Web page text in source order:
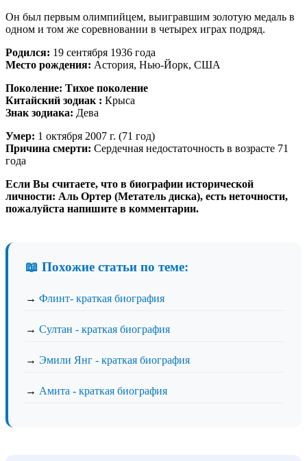
Он был первым олимпийцем, выигравшим золотую медаль в
одном и том же соревновании в четырех играх подряд.
Родился: 19 сентября 1936 года
Место рождения: Астория, Нью-Йорк, США
Поколение: Тихое поколение
Китайский зодиак : Крыса
Знак зодиака: Дева
Умер: 1 октября 2007 г. (71 год)
Причина смерти: Сердечная недостаточность в возрасте 71
года
Если Вы считаете, что в биографии исторической
личности: Аль Ортер (Метатель диска), есть неточности,
пожалуйста напишите в комментарии.
📖 Похожие статьи по теме:
→ Флинт- краткая биография
→ Султан - краткая биография
→ Эмили Янг - краткая биография
→ Амита - краткая биография